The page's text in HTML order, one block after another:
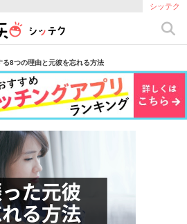
シッテク
8つの理由と元彼を忘れる方法